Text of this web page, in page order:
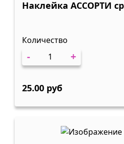
Наклейка АССОРТИ
Количество
- +
25.00 руб